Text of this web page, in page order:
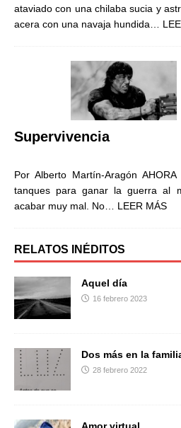
ataviado con una chilaba sucia y
acera con una navaja hundida…
Supervivencia
Por Alberto Martín-Aragón
tanques para ganar la guerra al
acabar muy mal. No… LEER MÁS
RELATOS INÉDITOS
Aquel día
16 febrero 2023
Dos más en la
28 febrero 2022